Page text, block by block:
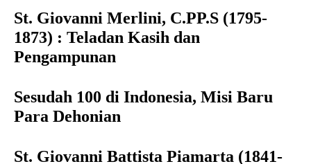
St. Giovanni Merlini, C.PP.S (1795-
1873) : Teladan Kasih dan
Pengampunan
Sesudah 100 di Indonesia, Misi Baru
Para Dehonian
St. Giovanni Battista Piamarta (1841-